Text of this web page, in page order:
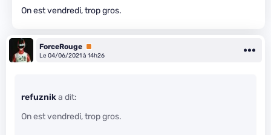
On est vendredi, trop gros.
ForceRouge Premium
Le 04/06/2021 à 14h26
refuznika dit:
On est vendredi, trop gros.